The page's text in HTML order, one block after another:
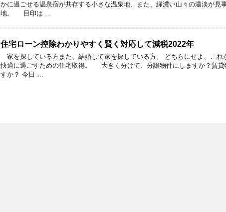
かに過ごせる温泉宿が共存する小さな温泉地、また、緑濃い山々の濃淡が見
地。 目印は …
住宅ローン控除わかりやすく賢く対応して減税2022年
家を探している方また、結婚して家を探している方。 どちらにせよ、これ
快適に過ごすための住宅取得。 大きく分けて、分譲物件にしますか？賃貸
すか？ 今日 …